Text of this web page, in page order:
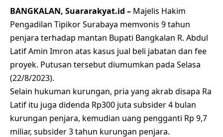
BANGKALAN, Suararakyat.id – Majelis Hakim
Pengadilan Tipikor Surabaya memvonis 9 tahun
penjara terhadap mantan Bupati Bangkalan R. Abdul
Latif Amin Imron atas kasus jual beli jabatan dan fee
proyek. Putusan tersebut diumumkan pada Selasa
(22/8/2023).
Selain hukuman kurungan, pria yang akrab disapa Ra
Latif itu juga didenda Rp300 juta subsider 4 bulan
kurungan penjara, kemudian uang pengganti Rp 9,7
miliar, subsider 3 tahun kurungan penjara.